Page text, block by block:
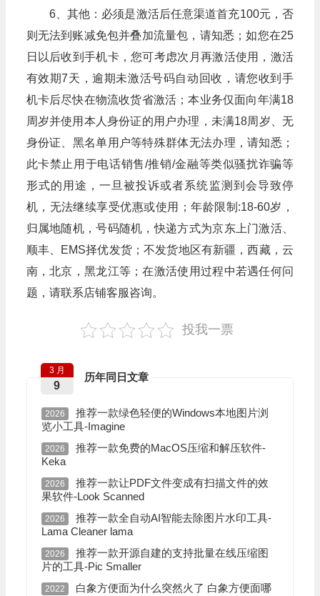
6、其他：必须是激活后任意渠道首充100元，否
则无法到账减免包并叠加流量包，请知悉；如您在25
日以后收到手机卡，您可考虑次月再激活使用，激活
有效期7天，逾期未激活号码自动回收，请您收到手
机卡后尽快在物流收货省激活；本业务仅面向年满18
周岁并使用本人身份证的用户办理，未满18周岁、无
身份证、黑名单用户等特殊群体无法办理，请知悉；
此卡禁止用于电话销售/推销/金融等类似骚扰诈骗等
形式的用途，一旦被投诉或者系统监测到会导致停
机，无法继续享受优惠或使用；年龄限制:18-60岁，
归属地随机，号码随机，快递方式为京东上门激活、
顺丰、EMS择优发货；不发货地区有新疆，西藏，云
南，北京，黑龙江等；在激活使用过程中若遇任何问
题，请联系店铺客服咨询。
投我一票
历年同日文章
3 月
9
2026
推荐一款绿色轻便的Windows本地图片浏
览小工具-Imagine
2026
推荐一款免费的MacOS压缩和解压软件-
Keka
2026
推荐一款让PDF文件变成有扫描文件的效
果软件-Look Scanned
2026
推荐一款全自动AI智能去除图片水印工具-
Lama Cleaner lama
2026
推荐一款开源自建的支持批量在线压缩图
片的工具-Pic Smaller
2022
白象方便面为什么突然火了 白象方便面哪